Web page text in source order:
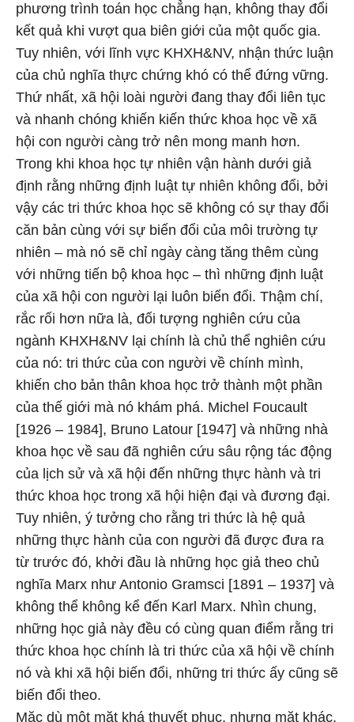
phương trình toán học chẳng hạn, không thay đổi
kết quả khi vượt qua biên giới của một quốc gia.
Tuy nhiên, với lĩnh vực KHXH&NV, nhận thức luận
của chủ nghĩa thực chứng khó có thể đứng vững.
Thứ nhất, xã hội loài người đang thay đổi liên tục
và nhanh chóng khiến kiến thức khoa học về xã
hội con người càng trở nên mong manh hơn.
Trong khi khoa học tự nhiên vận hành dưới giả
định rằng những định luật tự nhiên không đổi, bởi
vậy các tri thức khoa học sẽ không có sự thay đổi
căn bản cùng với sự biến đổi của môi trường tự
nhiên – mà nó sẽ chỉ ngày càng tăng thêm cùng
với những tiến bộ khoa học – thì những định luật
của xã hội con người lại luôn biến đổi. Thậm chí,
rắc rối hơn nữa là, đối tượng nghiên cứu của
ngành KHXH&NV lại chính là chủ thể nghiên cứu
của nó: tri thức của con người về chính mình,
khiến cho bản thân khoa học trở thành một phần
của thế giới mà nó khám phá. Michel Foucault
[1926 – 1984], Bruno Latour [1947] và những nhà
khoa học về sau đã nghiên cứu sâu rộng tác động
của lịch sử và xã hội đến những thực hành và tri
thức khoa học trong xã hội hiện đại và đương đại.
Tuy nhiên, ý tưởng cho rằng tri thức là hệ quả
những thực hành của con người đã được đưa ra
từ trước đó, khởi đầu là những học giả theo chủ
nghĩa Marx như Antonio Gramsci [1891 – 1937] và
không thể không kể đến Karl Marx. Nhìn chung,
những học giả này đều có cùng quan điểm rằng tri
thức khoa học chính là tri thức của xã hội về chính
nó và khi xã hội biến đổi, những tri thức ấy cũng sẽ
biến đổi theo.
Mặc dù một mặt khá thuyết phục, nhưng mặt khác,